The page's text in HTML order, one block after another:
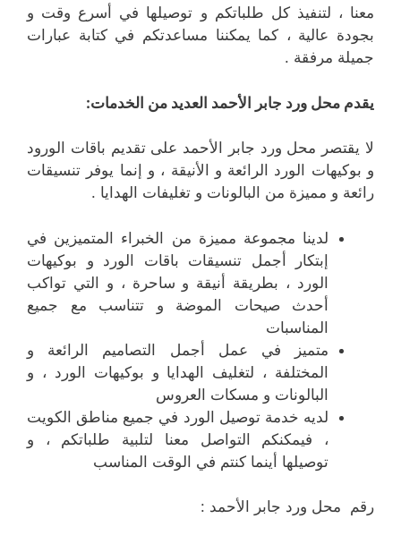
معنا ، لتنفيذ كل طلباتكم و توصيلها في أسرع وقت و
بجودة عالية ، كما يمكننا مساعدتكم في كتابة عبارات
جميلة مرفقة .
يقدم محل ورد جابر الأحمد العديد من الخدمات:
لا يقتصر محل ورد جابر الأحمد على تقديم باقات الورود
و بوكيهات الورد الرائعة و الأنيقة ، و إنما يوفر تنسيقات
رائعة و مميزة من البالونات و تغليفات الهدايا .
لدينا مجموعة مميزة من الخبراء المتميزين في
إبتكار أجمل تنسيقات باقات الورد و بوكيهات
الورد ، بطريقة أنيقة و ساحرة ، و التي تواكب
أحدث صيحات الموضة و تتناسب مع جميع
المناسبات
متميز في عمل أجمل التصاميم الرائعة و
المختلفة ، لتغليف الهدايا و بوكيهات الورد ، و
البالونات و مسكات العروس
لديه خدمة توصيل الورد في جميع مناطق الكويت
، فيمكنكم التواصل معنا لتلبية طلباتكم ، و
توصيلها أينما كنتم في الوقت المناسب
رقم محل ورد جابر الأحمد :